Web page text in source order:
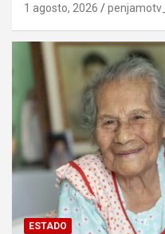
1 agosto, 2026
ESTADO